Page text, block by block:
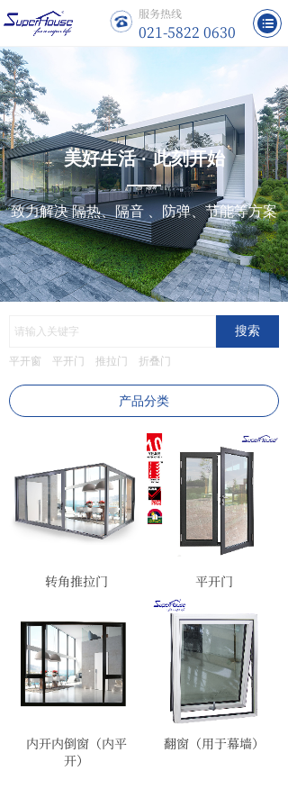
服务热线
021-5822 0630
美好生活 · 此刻开始
致力解决 隔热、隔音 、防弹、节能等方案
搜索
平开窗 平开门 推拉门 折叠门
产品分类
转角推拉门 平开门
内开内倒窗（内平
开）
翻窗（用于幕墙）